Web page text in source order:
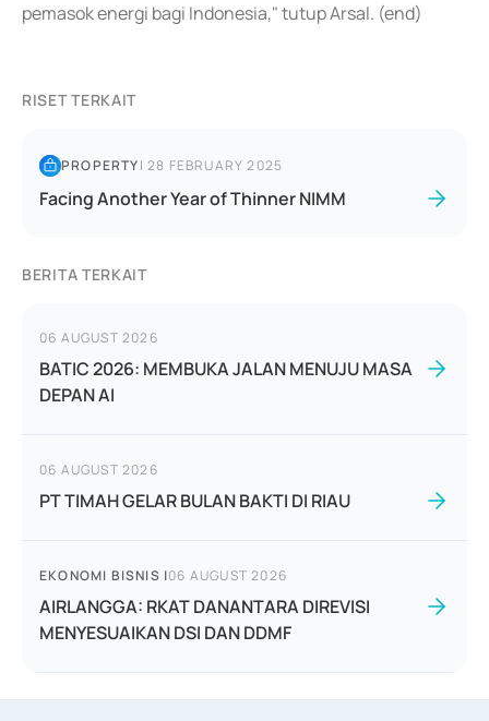
pemasok energi bagi Indonesia," tutup Arsal. (end)
RISET TERKAIT
PROPERTY|28 FEBRUARY 2025
Facing Another Year of Thinner NIMM
BERITA TERKAIT
06 AUGUST 2026
BATIC 2026: MEMBUKA JALAN MENUJU MASA
DEPAN AI
06 AUGUST 2026
PT TIMAH GELAR BULAN BAKTI DI RIAU
EKONOMI BISNIS |06 AUGUST 2026
AIRLANGGA: RKAT DANANTARA DIREVISI
MENYESUAIKAN DSI DAN DDMF